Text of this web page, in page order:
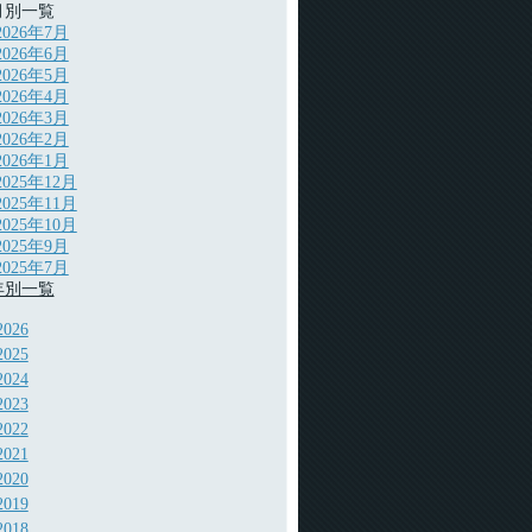
一覧
年7月
年6月
年5月
年4月
年3月
年2月
年1月
年12月
年11月
年10月
年9月
年7月
一覧